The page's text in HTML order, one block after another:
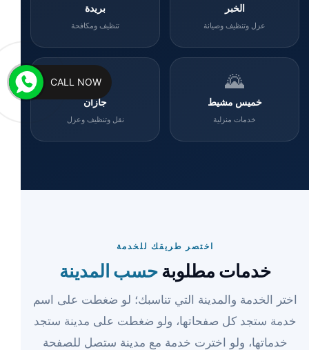
الخبر
عزل وتنظيف وصيانة
بريدة
تنظيف ومكافحة
🌄
خميس مشيط
خدمات منزلية
🌊
جازان
نقل وتنظيف وعزل
اختصر طريقك للخدمة
خدمات مطلوبةحسب المدينة
اختر الخدمة والمدينة التي تناسبك؛ لو ضغطت على اسم
خدمة ستجد كل صفحاتها، ولو ضغطت على مدينة ستجد
خدماتها، ولو اخترت خدمة مع مدينة ستصل للصفحة
CALL NOW